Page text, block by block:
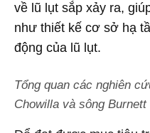
về lũ lụt sắp xảy ra,
như thiết kế cơ sở hạ
động của lũ lụt.
Tổng quan các nghiên
Chowilla và sông